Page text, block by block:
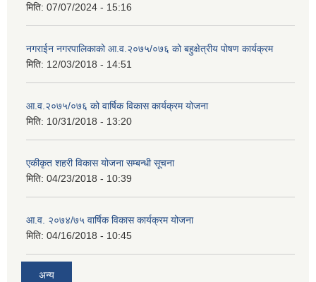
मिति: 07/07/2024 - 15:16
नगराईन नगरपालिकाको आ.व.२०७५/०७६ को बहुक्षेत्रीय पोषण कार्यक्रम
मिति: 12/03/2018 - 14:51
आ.व.२०७५/०७६ को वार्षिक विकास कार्यक्रम योजना
मिति: 10/31/2018 - 13:20
एकीकृत शहरी विकास योजना सम्बन्धी सूचना
मिति: 04/23/2018 - 10:39
आ.व. २०७४/७५ वार्षिक विकास कार्यक्रम योजना
मिति: 04/16/2018 - 10:45
अन्य